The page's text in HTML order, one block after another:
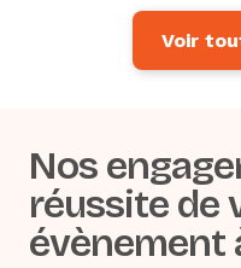
Voir
Nos
réussite de
évènement